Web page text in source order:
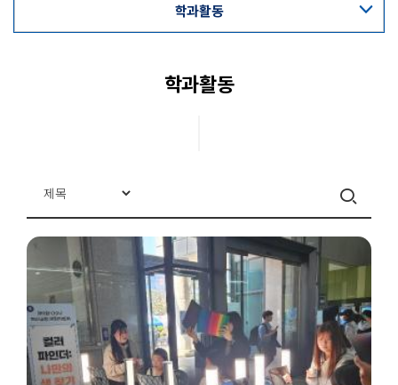
교과목안내
학과활동
학과동영상
학과활동